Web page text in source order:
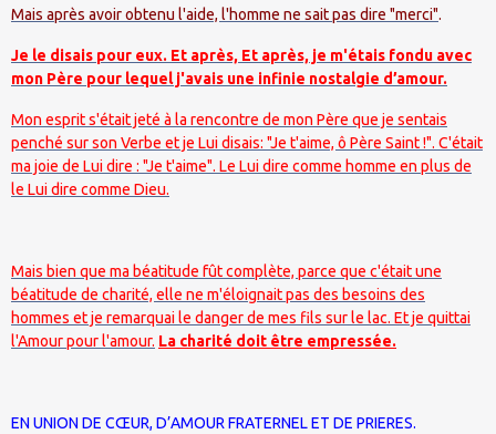
Mais après avoir obtenu l'aide, l'homme ne sait pas dire "merci".
Je le disais pour eux. Et après, Et après, je m'étais fondu avec
mon Père pour lequel j'avais une infinie nostalgie d’amour.
Mon esprit s'était jeté à la rencontre de mon Père que je sentais
penché sur son Verbe et je Lui disais: "Je t'aime, ô Père Saint !". C'était
ma joie de Lui dire : "Je t'aime". Le Lui dire comme homme en plus de
le Lui dire comme Dieu.
Mais bien que ma béatitude fût complète, parce que c'était une
béatitude de charité, elle ne m'éloignait pas des besoins des
hommes et je remarquai le danger de mes fils sur le lac. Et je quittai
l'Amour pour l'amour. La charité doit être empressée.
EN UNION DE CŒUR, D’AMOUR FRATERNEL ET DE PRIERES.